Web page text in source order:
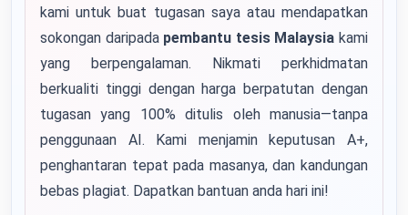
kami untuk buat tugasan saya atau mendapatkan
sokongan daripada pembantu tesis Malaysia kami
yang berpengalaman. Nikmati perkhidmatan
berkualiti tinggi dengan harga berpatutan dengan
tugasan yang 100% ditulis oleh manusia—tanpa
penggunaan AI. Kami menjamin keputusan A+,
penghantaran tepat pada masanya, dan kandungan
bebas plagiat. Dapatkan bantuan anda hari ini!